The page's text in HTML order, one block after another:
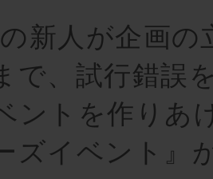
新人が企画の
で、試行錯誤
ントを作りあ
ズイベント』